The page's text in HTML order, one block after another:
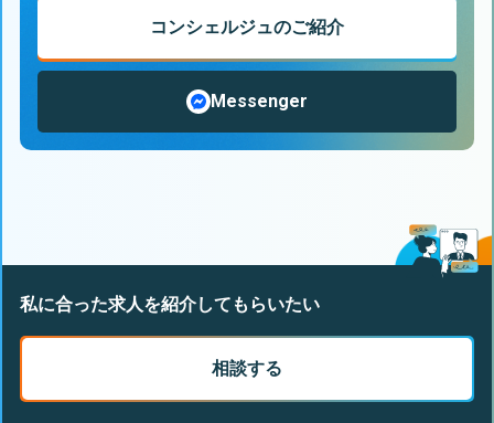
コンシェルジュのご紹介
Messenger
私に合った求人を紹介してもらいたい
相談する